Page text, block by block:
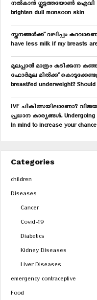
നൽകാൻ ഗ്ലൂട്ടത്തയോൺ ഐവി
brighten dull monsoon skin
സ്തനങ്ങൾക്ക് വലിപ്പം
have less milk if my breasts
മുലപ്പാൽ മാത്രം കുടിക്കുന്ന
ഫോർമുല മിൽക്ക്
breastfed underweight?
IVF ചികിത്സയിലാണോ?
പ്രധാന കാര്യങ്ങൾ. Undergoing
in mind to increase your
Categories
children
Diseases
Cancer
Covid-19
Diabetics
Kidney Diseases
Liver Diseases
emergency contraceptive
Food